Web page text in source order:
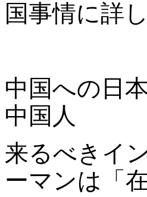
国事情に詳
中国への日
中国人
来るべきイ
ーマンは「